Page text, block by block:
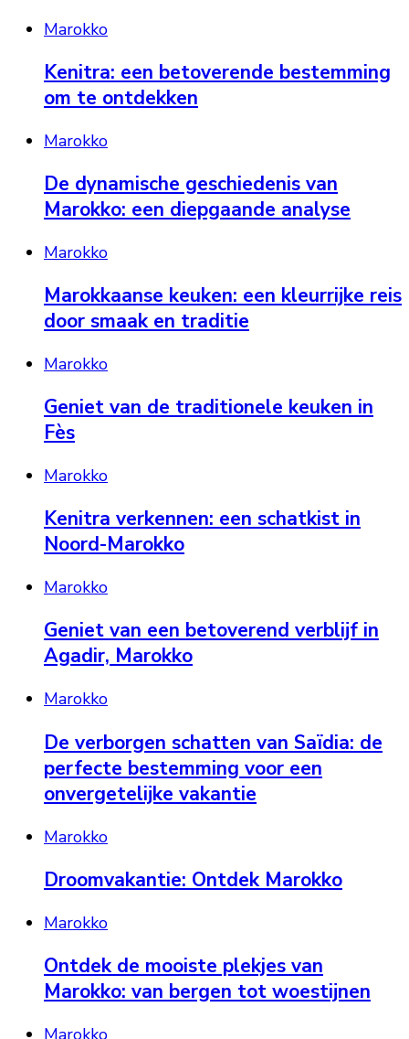
Marokko
Kenitra: een betoverende bestemming
om te ontdekken
Marokko
De dynamische geschiedenis van
Marokko: een diepgaande analyse
Marokko
Marokkaanse keuken: een kleurrijke reis
door smaak en traditie
Marokko
Geniet van de traditionele keuken in
Fès
Marokko
Kenitra verkennen: een schatkist in
Noord-Marokko
Marokko
Geniet van een betoverend verblijf in
Agadir, Marokko
Marokko
De verborgen schatten van Saïdia: de
perfecte bestemming voor een
onvergetelijke vakantie
Marokko
Droomvakantie: Ontdek Marokko
Marokko
Ontdek de mooiste plekjes van
Marokko: van bergen tot woestijnen
Marokko